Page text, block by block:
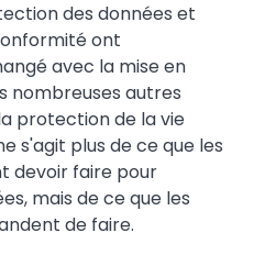
des données et
ont
avec la mise en
nombreuses autres
protection de la vie
s'agit plus de ce que les
devoir faire pour
mais de ce que les
de faire.